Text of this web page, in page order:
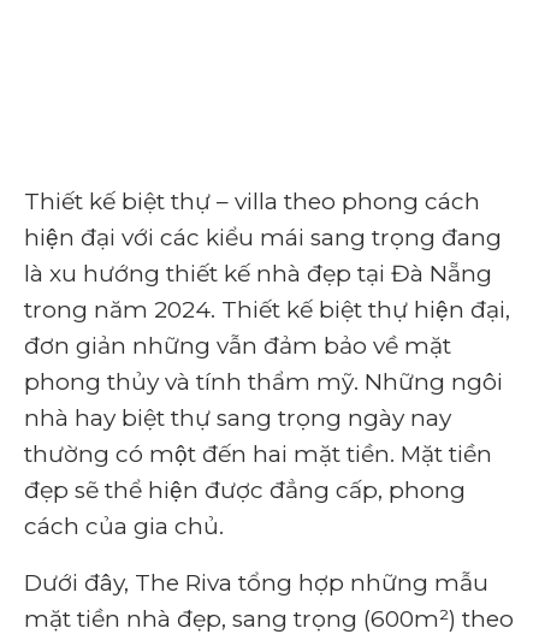
Thiết kế biệt thự – villa theo phong cách
hiện đại với các kiểu mái sang trọng đang
là xu hướng thiết kế nhà đẹp tại Đà Nẵng
trong năm 2024. Thiết kế biệt thự hiện đại,
đơn giản những vẫn đảm bảo về mặt
phong thủy và tính thẩm mỹ. Những ngôi
nhà hay biệt thự sang trọng ngày nay
thường có một đến hai mặt tiền. Mặt tiền
đẹp sẽ thể hiện được đẳng cấp, phong
cách của gia chủ.
Dưới đây, The Riva tổng hợp những mẫu
mặt tiền nhà đẹp, sang trọng (600m²) theo